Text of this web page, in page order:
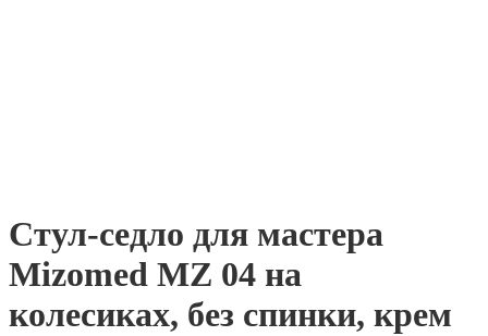
Стул-седло для мастера
Mizomed MZ 04 на
колесиках, без спинки, крем